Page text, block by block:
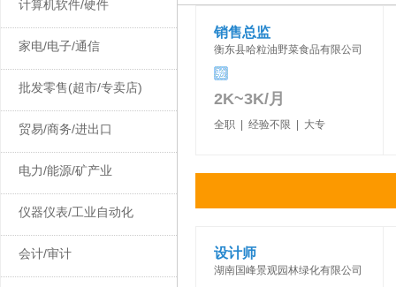
计算机软件/硬件
家电/电子/通信
批发零售(超市/专卖店)
贸易/商务/进出口
电力/能源/矿产业
仪器仪表/工业自动化
会计/审计
销售总监
衡东县哈粒油野菜食品有限公司
2K~3K/月
全职 | 经验不限 | 大专
设计师
湖南国峰景观园林绿化有限公司